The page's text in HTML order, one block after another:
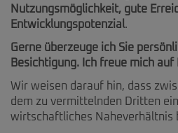
Nutzungsmöglichkeit, gute
Entwicklungspotenzial.
Gerne überzeuge ich Sie
Besichtigung. Ich freue mich auf
Wir weisen darauf hin, dass
dem zu vermittelnden Dritten
wirtschaftliches Naheverhältnis